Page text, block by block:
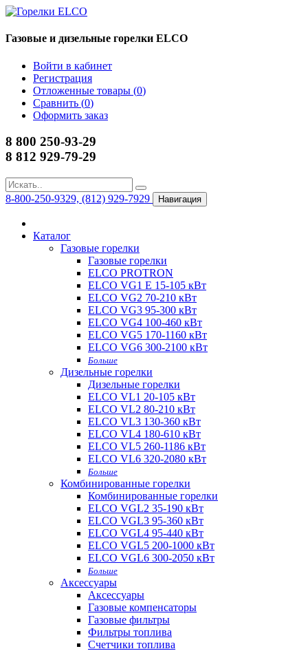
Газовые и дизельные горелки ELCO
Войти в кабинет
Регистрация
Отложенные товары (0)
Сравнить (0)
Оформить заказ
8 800 250-93-29
8 812 929-79-29
8-800-250-9329, (812) 929-7929 Навигация
Каталог
Газовые горелки
Газовые горелки
ELCO PROTRON
ELCO VG1 E 15-105 кВт
ELCO VG2 70-210 кВт
ELCO VG3 95-300 кВт
ELCO VG4 100-460 кВт
ELCO VG5 170-1160 кВт
ELCO VG6 300-2100 кВт
Больше
Дизельные горелки
Дизельные горелки
ELCO VL1 20-105 кВт
ELCO VL2 80-210 кВт
ELCO VL3 130-360 кВт
ELCO VL4 180-610 кВт
ELCO VL5 260-1186 кВт
ELCO VL6 320-2080 кВт
Больше
Комбинированные горелки
Комбинированные горелки
ELCO VGL2 35-190 кВт
ELCO VGL3 95-360 кВт
ELCO VGL4 95-440 кВт
ELCO VGL5 200-1000 кВт
ELCO VGL6 300-2050 кВт
Больше
Аксессуары
Аксессуары
Газовые компенсаторы
Газовые фильтры
Фильтры топлива
Счетчики топлива